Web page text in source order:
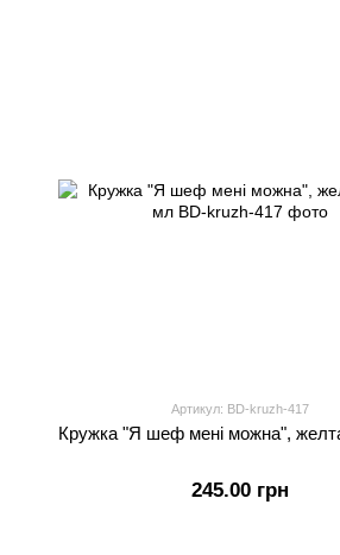
Артикул: BD-kruzh-417
Кружка "Я шеф мені можна",
245.00 грн